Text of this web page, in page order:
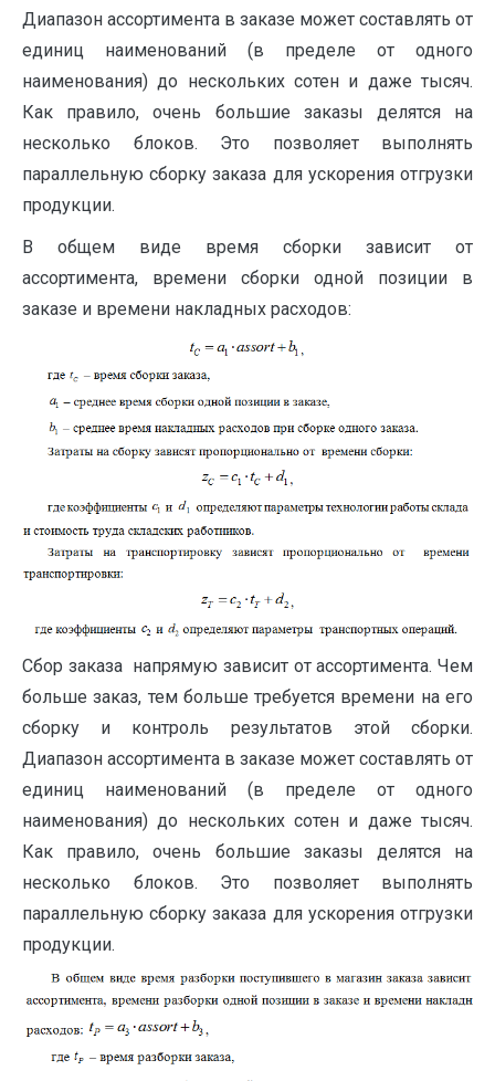
Диапазон ассортимента в заказе может составлять от
единиц наименований (в пределе от одного
наименования) до нескольких сотен и даже тысяч.
Как правило, очень большие заказы делятся на
несколько блоков. Это позволяет выполнять
параллельную сборку заказа для ускорения отгрузки
продукции.
В общем виде время сборки зависит от
ассортимента, времени сборки одной позиции в
заказе и времени накладных расходов:
Сбор заказа напрямую зависит от ассортимента. Чем
больше заказ, тем больше требуется времени на его
сборку и контроль результатов этой сборки.
Диапазон ассортимента в заказе может составлять от
единиц наименований (в пределе от одного
наименования) до нескольких сотен и даже тысяч.
Как правило, очень большие заказы делятся на
несколько блоков. Это позволяет выполнять
параллельную сборку заказа для ускорения отгрузки
продукции.